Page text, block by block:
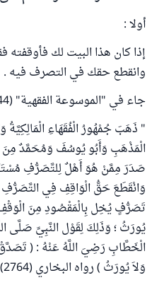
أولا :
إذا كان هذا البيت لك فأوقفته
وانقطع حقك في التصرف فيه .
جاء في "الموسوعة الفقهية" (44 / 119) :
" ذَهَبَ جُمْهُورُ الْفُقَهَاءِ الْمَالِكِيَّةُ
الْمَذْهَبِ وَأَبُو يُوسُفَ وَمُحَمَّدٌ مِنَ
صَدَرَ مِمَّنْ هُوَ أَهْلٌ لِلتَّصَرُّفِ
وَانْقَطَعَ حَقُّ الْوَاقِفِ فِي التَّصَرُّفِ
تَصَرُّفٍ يُخِل بِالْمَقْصُودِ مِنَ الْوَقْفِ
يُورَثُ ؛ وَذَلِكَ لِقَوْل النَّبِيِّ صَلَّى
الْخَطَّابِ رَضِيَ اللَّهُ عَنْهُ : ( تَصَدَّقْ
وَلاَ يُورَثُ ) رواه البخاري (2764) ومسلم (1633) .